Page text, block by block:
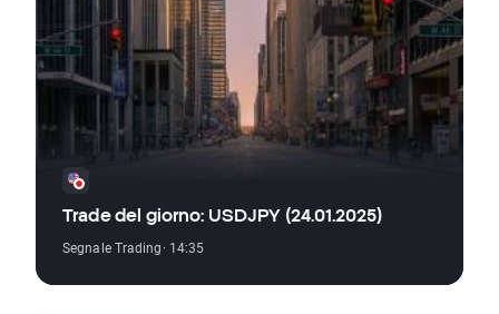
Trade del giorno: USDJPY (24.01.2025)
Segnale Trading· 14:35